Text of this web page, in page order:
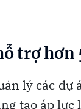
trợ
lý các
tạo áp